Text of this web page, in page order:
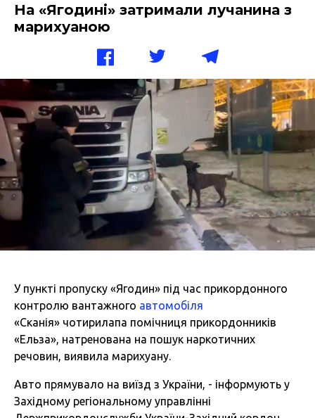
На «Ягодині» затримали лучанина з
марихуаною
У пункті пропуску «Ягодин» під час прикордонного
контролю вантажного автомобіля
«Сканія» чотирилапа помічниця прикордонників
«Ельза», натренована на пошук наркотичних
речовин, виявила марихуану.
Авто прямувало на виїзд з України, - інформують у
Західному регіональному управлінні